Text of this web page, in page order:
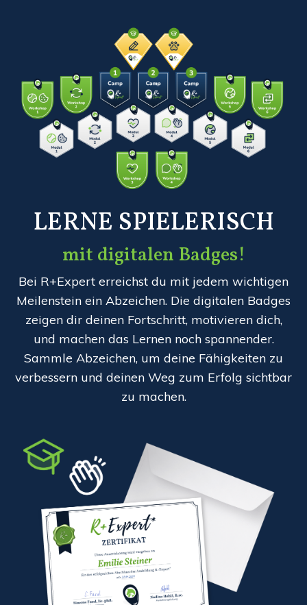
LERNE SPIELERISCH
mit digitalen Badges!
Bei R+Expert erreichst du mit jedem wichtigen
Meilenstein ein Abzeichen. Die digitalen Badges
zeigen dir deinen Fortschritt, motivieren dich,
und machen das Lernen noch spannender.
Sammle Abzeichen, um deine Fähigkeiten zu
verbessern und deinen Weg zum Erfolg sichtbar
zu machen.